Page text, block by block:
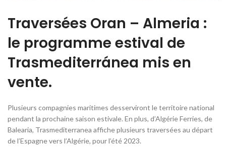
Traversées Oran – Almeria :
le programme estival de
Trasmediterránea mis en
vente.
Plusieurs compagnies maritimes desserviront le territoire national
pendant la prochaine saison estivale. En plus, d’Algérie Ferries, de
Balearia, Trasmediterranea affiche plusieurs traversées au départ
de l’Espagne vers l’Algérie, pour l’été 2023.